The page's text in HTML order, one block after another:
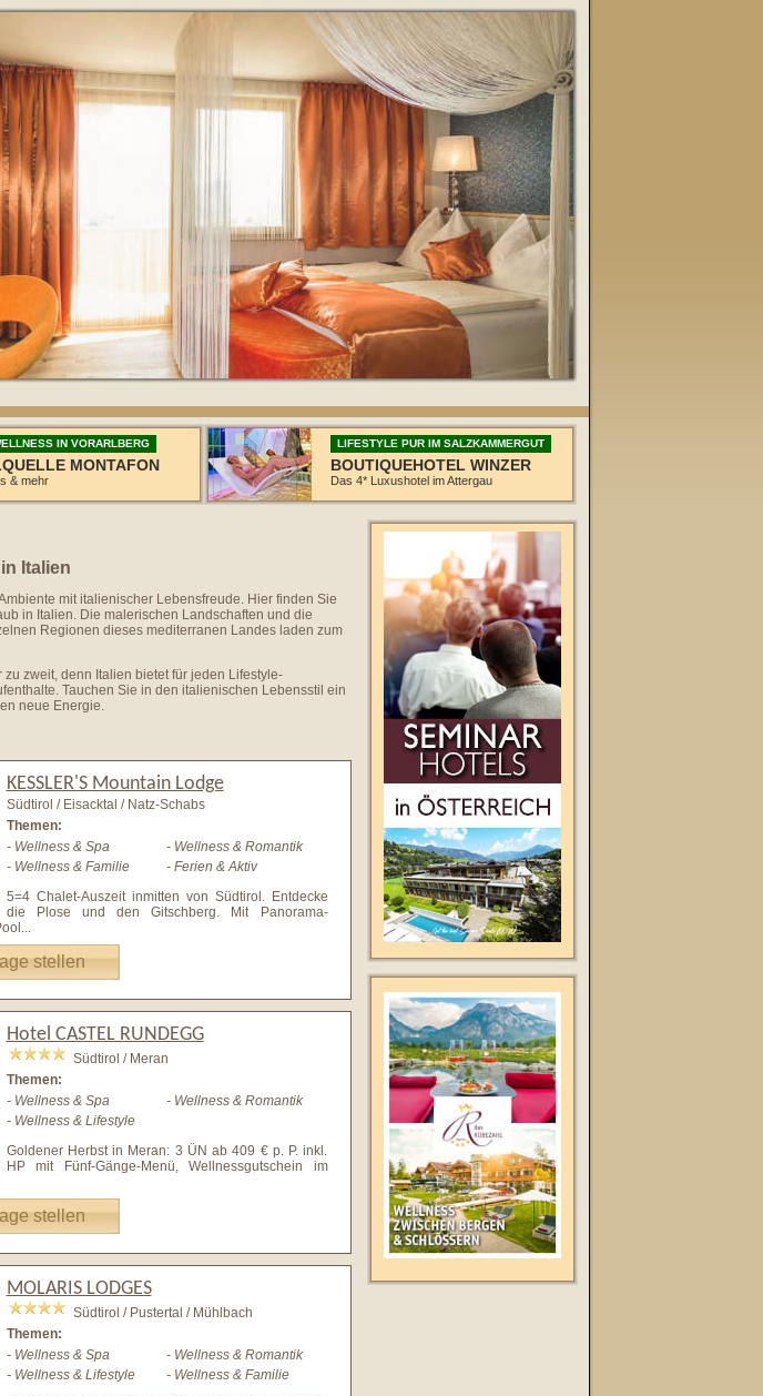
IN VORARLBERG
MONTAFON
& mehr
LIFESTYLE PUR IM SALZKAMMERGUT
BOUTIQUEHOTEL WINZER
Das 4* Luxushotel im Attergau
Italien
mit italienischer Lebensfreude. Hier finden Sie
in Italien. Die malerischen Landschaften und die
Regionen dieses mediterranen Landes laden zum
zweit, denn Italien bietet für jeden Lifestyle-
Tauchen Sie in den italienischen Lebensstil ein
neue Energie.
KESSLER'S Mountain Lodge
Südtirol / Eisacktal / Natz-Schabs
Themen:
- Wellness & Spa
- Wellness & Romantik
- Wellness & Familie
- Ferien & Aktiv
5=4 Chalet-Auszeit inmitten von Südtirol. Entdecke
die Plose und den Gitschberg. Mit Panorama-
...
stellen
Hotel CASTEL RUNDEGG
Südtirol / Meran
Themen:
- Wellness & Spa
- Wellness & Romantik
- Wellness & Lifestyle
Goldener Herbst in Meran: 3 ÜN ab 409 € p. P. inkl.
HP mit Fünf-Gänge-Menü, Wellnessgutschein im
stellen
MOLARIS LODGES
Südtirol / Pustertal / Mühlbach
Themen:
- Wellness & Spa
- Wellness & Romantik
- Wellness & Lifestyle
- Wellness & Familie